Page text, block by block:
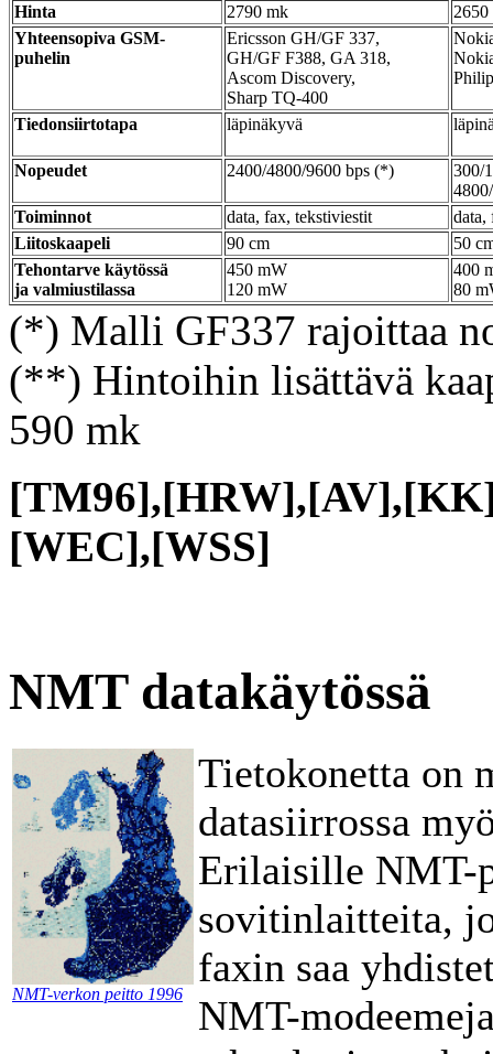
Hinta 2790 mk
2650
Yhteensopiva GSM-
puhelin
Ericsson GH/GF 337,
GH/GF F388, GA 318,
Ascom Discovery,
Sharp TQ-400
Tiedonsiirtotapa läpinäkyvä
Nopeudet 2400/4800/9600 bps (*)
300/
Toiminnot
data, fax, tekstiviestit
data,
Liitoskaapeli
90 cm
50
Tehontarve käytössä
ja valmiustilassa
450 mW
120 mW
400
80
(*) Malli GF337 rajoittaa
(**) Hintoihin lisättävä
590 mk
[WEC],[WSS]
NMT datakäytössä
NMT-verkon peitto 1996
Tietokonetta on
datasiirrossa
Erilaisille NMT-
sovitinlaitteita,
faxin saa
NMT-